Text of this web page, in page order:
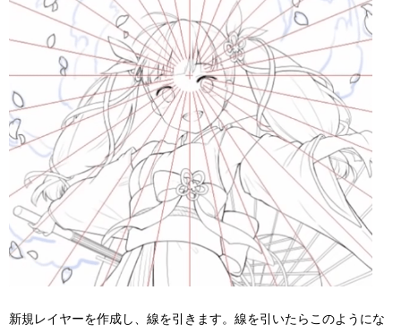
新規レイヤーを作成し、線を引きます。線を引いたらこのようにな